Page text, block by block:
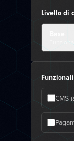
Livello di
CMS